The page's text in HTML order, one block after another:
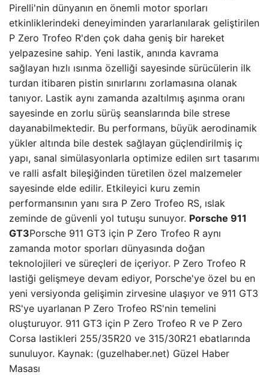
Pirelli'nin dünyanın en önemli motor sporları
etkinliklerindeki deneyiminden yararlanılarak geliştirilen
P Zero Trofeo R'den çok daha geniş bir hareket
yelpazesine sahip. Yeni lastik, anında kavrama
sağlayan hızlı ısınma özelliği sayesinde sürücülerin ilk
turdan itibaren pistin sınırlarını zorlamasına olanak
tanıyor. Lastik aynı zamanda azaltılmış aşınma oranı
sayesinde en zorlu sürüş seanslarında bile strese
dayanabilmektedir. Bu performans, büyük aerodinamik
yükler altında bile destek sağlayan güçlendirilmiş iç
yapı, sanal simülasyonlarla optimize edilen sırt tasarımı
ve ralli asfalt bileşiğinden türetilen özel malzemeler
sayesinde elde edilir. Etkileyici kuru zemin
performansının yanı sıra P Zero Trofeo RS, ıslak
zeminde de güvenli yol tutuşu sunuyor. Porsche 911
GT3Porsche 911 GT3 için P Zero Trofeo R aynı
zamanda motor sporları dünyasında doğan
teknolojileri ve süreçleri de içeriyor. P Zero Trofeo R
lastiği gelişmeye devam ediyor, Porsche'ye özel bu en
yeni versiyonda gelişimin zirvesine ulaşıyor ve 911 GT3
RS'ye uyarlanan P Zero Trofeo RS'nin temelini
oluşturuyor. 911 GT3 için P Zero Trofeo R ve P Zero
Corsa lastikleri 255/35R20 ve 315/30R21 ebatlarında
sunuluyor. Kaynak: (guzelhaber.net) Güzel Haber
Masası